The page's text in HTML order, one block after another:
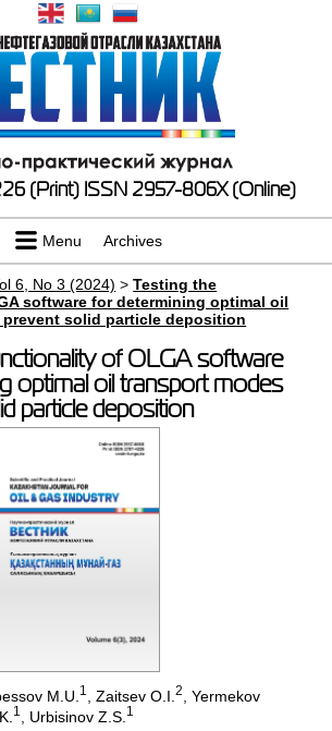
(Print) ISSN 2957-806X (Online)
Menu Archives
6, No 3 (2024) >Testing the
software for determining optimal oil
solid particle deposition
of OLGA software
optimal oil transport modes
particle deposition
M.U. 1 Zaitsev O.I.2 ,Yermekov
1 Urbisinov Z.S. 1